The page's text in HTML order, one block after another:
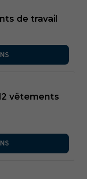
de travail
vêtements